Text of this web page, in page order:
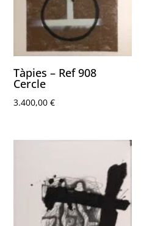
Tàpies – Ref 908
Cercle
3.400,00€